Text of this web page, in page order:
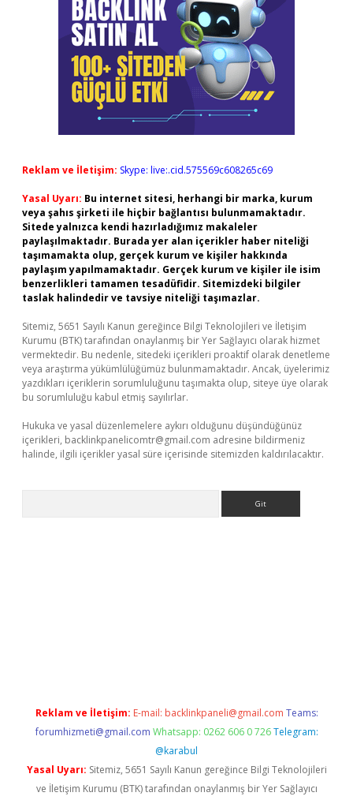
Reklam ve İletişim: Skype: live:.cid.575569c608265c69
Yasal Uyarı: Bu internet sitesi, herhangi bir marka, kurum
veya şahıs şirketi ile hiçbir bağlantısı bulunmamaktadır.
Sitede yalnızca kendi hazırladığımız makaleler
paylaşılmaktadır. Burada yer alan içerikler haber niteliği
taşımamakta olup, gerçek kurum ve kişiler hakkında
paylaşım yapılmamaktadır. Gerçek kurum ve kişiler ile isim
benzerlikleri tamamen tesadüfidir. Sitemizdeki bilgiler
taslak halindedir ve tavsiye niteliği taşımazlar.
Sitemiz, 5651 Sayılı Kanun gereğince Bilgi Teknolojileri ve İletişim
Kurumu (BTK) tarafından onaylanmış bir Yer Sağlayıcı olarak hizmet
vermektedir. Bu nedenle, sitedeki içerikleri proaktif olarak denetleme
veya araştırma yükümlülüğümüz bulunmamaktadır. Ancak, üyelerimiz
yazdıkları içeriklerin sorumluluğunu taşımakta olup, siteye üye olarak
bu sorumluluğu kabul etmiş sayılırlar.
Hukuka ve yasal düzenlemelere aykırı olduğunu düşündüğünüz
içerikleri, backlinkpanelicomtr@gmail.com adresine bildirmeniz
halinde, ilgili içerikler yasal süre içerisinde sitemizden kaldırılacaktır.
Reklam ve İletişim: E-mail: backlinkpaneli@gmail.com Teams:
forumhizmeti@gmail.com Whatsapp: 0262 606 0 726 Telegram:
@karabul
Yasal Uyarı: Sitemiz, 5651 Sayılı Kanun gereğince Bilgi Teknolojileri
ve İletişim Kurumu (BTK) tarafından onaylanmış bir Yer Sağlayıcı